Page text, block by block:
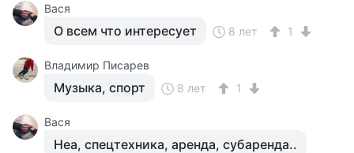
Вася
О всем что интересует 8 лет 1
Владимир Писарев
Музыка, спорт 8 лет 1
Вася
Неа, спецтехника, аренда, субаренда..